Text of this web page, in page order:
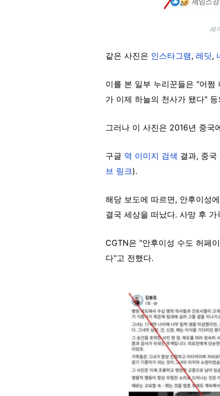
페
같은 사진은 인스타그램, 레딧,
이를 본 일부 누리꾼들은 "어쩜
가 이제 하늘의 천사가 됐다"
그러나 이 사진은 2016년 중국
구글 역 이미지 검색 결과, 중
브 링크).
해당 보도에 따르면, 안후이성
결국 세상을 떠났다. 사망 후
CGTN은 "안후이성 수도 허페
다"고 전했다.
Image